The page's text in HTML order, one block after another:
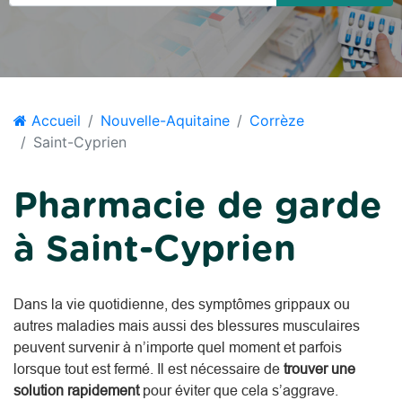
Accueil Nouvelle-Aquitaine
Corrèze
Saint-Cyprien
Pharmacie de garde
à Saint-Cyprien
Dans la vie quotidienne, des symptômes grippaux ou
autres maladies mais aussi des blessures musculaires
peuvent survenir à n’importe quel moment et parfois
lorsque tout est fermé. Il est nécessaire de trouver une
solution rapidementpour éviter que cela s’aggrave.